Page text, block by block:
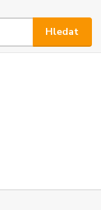
Hledat